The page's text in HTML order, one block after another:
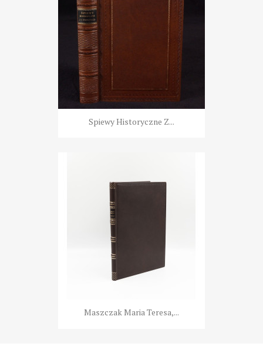
Spiewy Historyczne Z...
Maszczak Maria Teresa,...